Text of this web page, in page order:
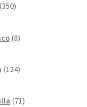
350izdelkov
8izdelkov
124izdelkov
71